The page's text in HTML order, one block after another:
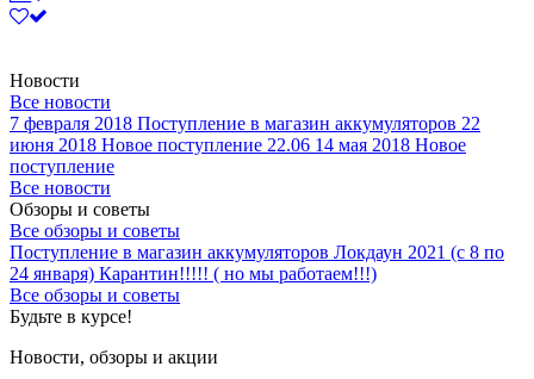
Новости
Все новости
7 февраля 2018 Поступление в магазин аккумуляторов 22
июня 2018 Новое поступление 22.06 14 мая 2018 Новое
поступление
Все новости
Обзоры и советы
Все обзоры и советы
Поступление в магазин аккумуляторов Локдаун 2021 (с 8 по
24 января) Карантин!!!!! ( но мы работаем!!!)
Все обзоры и советы
Будьте в курсе!
Новости, обзоры и акции